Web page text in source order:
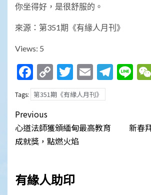
你坐得好，是很舒服的。
來源：第351期《有緣人月刊》
Views: 5
Facebook
Copy
Link
Twitter
Email
Tags: 第351期《有緣人月刊》
Post
navigation
Previous
心道法師獲頒緬甸最高教育
成就獎，點燃火焰
新春
有緣人助印